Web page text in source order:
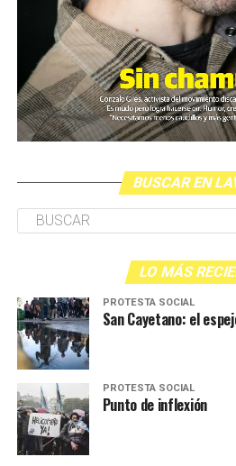
BUSCAR EN
LO MÁS
PROTESTA SOCIAL
San Cayetano: el
PROTESTA SOCIAL
Punto de inflexión